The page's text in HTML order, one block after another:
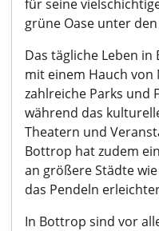
für seine
grüne Oase unter
Das tägliche Leben
mit einem Hauch
zahlreiche Parks und
während das
Theatern und
Bottrop hat zudem
an größere Städte
das Pendeln
In Bottrop sind vor